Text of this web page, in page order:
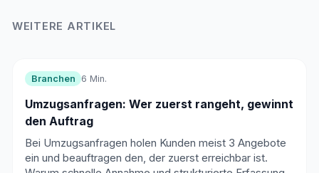
WEITERE ARTIKEL
Branchen 6 Min.
Umzugsanfragen: Wer zuerst rangeht, gewinnt
den Auftrag
Bei Umzugsanfragen holen Kunden meist 3 Angebote
ein und beauftragen den, der zuerst erreichbar ist.